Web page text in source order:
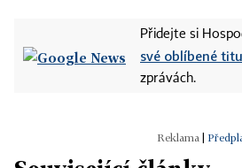
Přidejte si
své oblíbené
zprávách.